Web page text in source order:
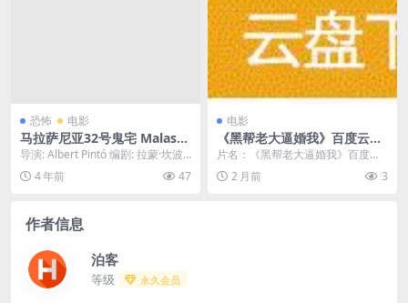
恐怖 电影
马拉萨尼亚32号鬼宅 Malasa
ña 32 (2020) 1080中字
导演: Albert Pintó 编剧: 拉蒙·坎波
斯 / 盖马·R·内拉 / ...
4 年前 47
电影
《黑帮老大逼婚我》百度云网
盘夸克下载.阿里云盘.中字.(20
26)
片名：《黑帮老大逼婚我》百度云
网盘夸克下载.阿里云盘.中字.(202
6) 分类：...
2 月前 3
作者信息
泊客
等级 永久会员